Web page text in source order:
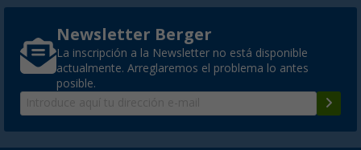
Newsletter Berger
La inscripción a la Newsletter no está disponible
actualmente. Arreglaremos el problema lo antes
posible.